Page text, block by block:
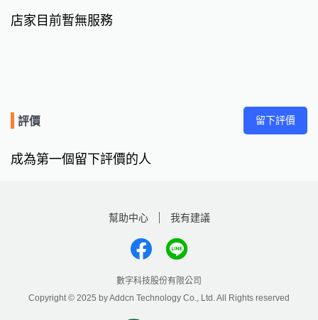
店家目前暫無服務
評價 留下評價
成為第一個留下評價的人
幫助中心 我有建議
數字科技股份有限公司
Copyright © 2025 by Addcn Technology Co., Ltd. All Rights reserved